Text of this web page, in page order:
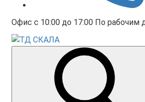
Офис с 10:00 до 17:00 По рабочим